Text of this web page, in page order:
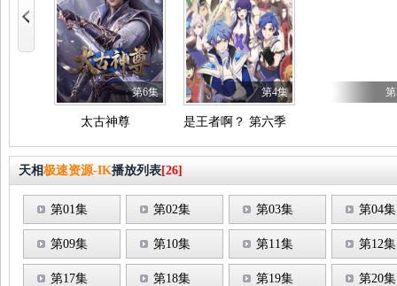
太古神尊
第6集
是王者啊？ 第六季
第4集
天相极速资源-IK播放列表[26]
第01集 第02集 第03集 第04集
第09集 第10集 第11集 第12集
第17集 第18集 第19集 第20集